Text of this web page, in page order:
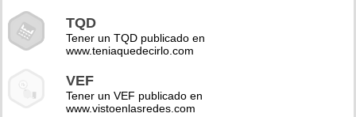
TQD
Tener un TQD publicado en
www.teniaquedecirlo.com
VEF
Tener un VEF publicado en
www.vistoenlasredes.com